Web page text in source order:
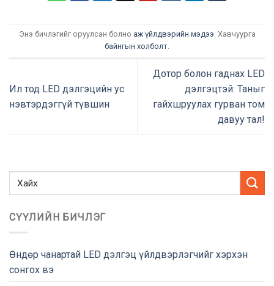
Энэ бичлэгийг оруулсан болно аж үйлдвэрийн мэдээ. Хавчуурга
байнгын холболт.
Ил тод LED дэлгэцийн ус
нэвтэрдэггүй түвшин
Дотор болон гаднах LED
дэлгэцтэй: Таныг
гайхшруулах гурван том
давуу тал!
СҮҮЛИЙН БИЧЛЭГ
Өндөр чанартай LED дэлгэц үйлдвэрлэгчийг хэрхэн
сонгох вэ